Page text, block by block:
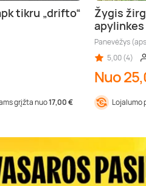
tikru „drifto“
grįžta nuo17,00 €
Žygis
apylinkes
Panevėžys
5,00 (4)
Nuo
Lojalumo